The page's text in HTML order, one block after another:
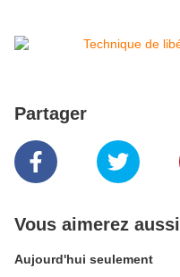
Partager
Vous aimerez aussi
Aujourd'hui seulement